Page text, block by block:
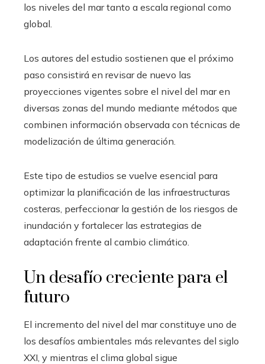
los niveles del mar tanto a escala regional como
global.
Los autores del estudio sostienen que el próximo
paso consistirá en revisar de nuevo las
proyecciones vigentes sobre el nivel del mar en
diversas zonas del mundo mediante métodos que
combinen información observada con técnicas de
modelización de última generación.
Este tipo de estudios se vuelve esencial para
optimizar la planificación de las infraestructuras
costeras, perfeccionar la gestión de los riesgos de
inundación y fortalecer las estrategias de
adaptación frente al cambio climático.
Un desafío creciente para el
futuro
El incremento del nivel del mar constituye uno de
los desafíos ambientales más relevantes del siglo
XXI, y mientras el clima global sigue